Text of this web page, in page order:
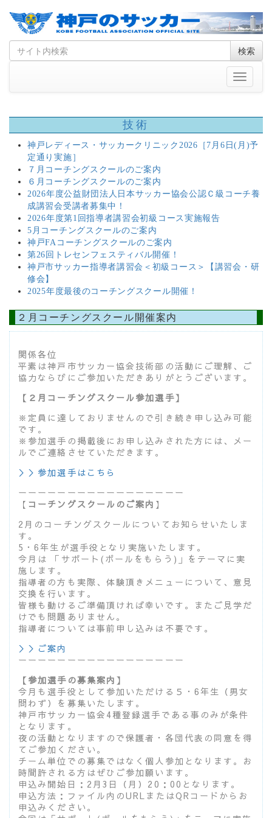
Skip
to
Search
for
検索
Toggle
技術
神戸レディース・サッカークリニック2026［7月6日(月)予
定通り実施］
７月コーチングスクールのご案内
６月コーチングスクールのご案内
2026年度公益財団法人日本サッカー協会公認Ｃ級コーチ養
成講習会受講者募集中！
2026年度第1回指導者講習会初級コース実施報告
5月コーチングスクールのご案内
神戸FAコーチングスクールのご案内
第26回トレセンフェスティバル開催！
神戸市サッカー指導者講習会＜初級コース＞【講習会・研
修会】
2025年度最後のコーチングスクール開催！
２月コーチングスクール開催案内
関係各位
平素は神戸市サッカー協会技術部の活動にご理解、ご
協力ならびにご参加いただきありがとうございます。
【２月コーチングスクール参加選手】
※定員に達しておりませんので引き続き申し込み可能
です。
※参加選手の掲載後にお申し込みされた方には、メー
ルでご連絡させていただきます。
＞＞参加選手はこちら
ーーーーーーーーーーーーーーーーー
【 コーチングスクールのご案内 】
2月のコーチングスクールについてお知らせいたしま
す。
5・6年生が選手役となり実施いたします。
今月は 「サポート(ボールをもらう)」をテーマに実
施します。
指導者の方も実際、体験頂きメニューについて、意見
交換を行います。
皆様も動けるご準備頂ければ幸いです。またご見学だ
けでも問題ありません。
指導者については事前申し込みは不要です。
＞＞ご案内
ーーーーーーーーーーーーーーーーー
【参加選手の募集案内】
今月も選手役として参加いただける５・6年生（男女
問わず）を募集いたします。
神戸市サッカー協会4種登録選手である事のみが条件
となります。
夜の活動となりますので保護者・各団代表の同意を得
てご参加ください。
チーム単位での募集ではなく個人参加となります。お
時間許される方はぜひご参加願います。
申込み開始日：2月3日（月）20：00となります。
申込方法：ファイル内のURLまたはQRコードからお
申込みください。